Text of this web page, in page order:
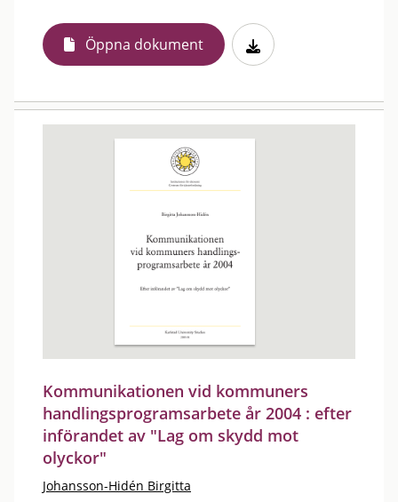
Öppna dokument
Kommunikationen vid kommuners
handlingsprogramsarbete år 2004 : efter
införandet av "Lag om skydd mot
olyckor"
Johansson-Hidén Birgitta